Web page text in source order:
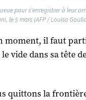
pour s'enregistrer à leur
le 5 mars (AFP / Louisa
moment, il faut
vide dans sa tête
quittons la